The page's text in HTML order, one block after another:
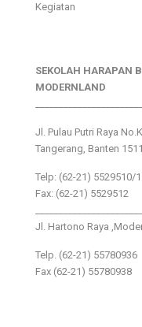
Kegiatan
SEKOLAH HARAPAN
MODERNLAND
Jl. Pulau Putri Raya
Tangerang, Banten
Telp: (62-21) 5529510/
Fax: (62-21) 5529512
Jl. Hartono Raya
Telp. (62-21) 55780936
Fax (62-21) 55780938